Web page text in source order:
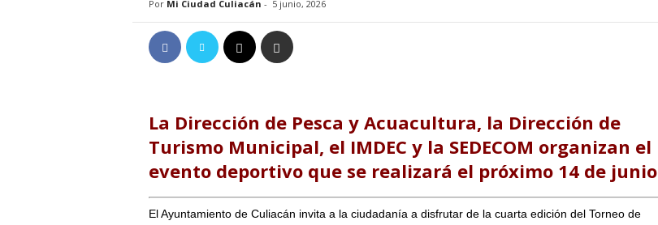
Por Mi Ciudad Culiacán - 5 junio, 2026
La Dirección de Pesca y Acuacultura, la Dirección de
Turismo Municipal, el IMDEC y la SEDECOM organizan el
evento deportivo que se realizará el próximo 14 de junio
El Ayuntamiento de Culiacán invita a la ciudadanía a disfrutar de la cuarta edición del Torneo de